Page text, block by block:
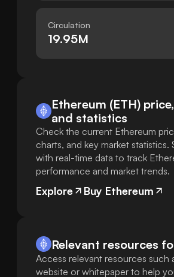
Circulation
19.95M
Ethereum (ETH)
and statistics
Check the current Ethereum
charts, and key market statistics.
with real-time data to track
performance and market trends.
Explore Buy Ethereum
Relevant resources
Access relevant resources such
website or whitepaper to help